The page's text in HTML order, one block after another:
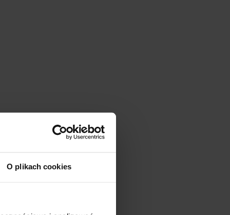
O plikach cookies